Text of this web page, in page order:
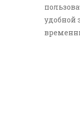
удобной